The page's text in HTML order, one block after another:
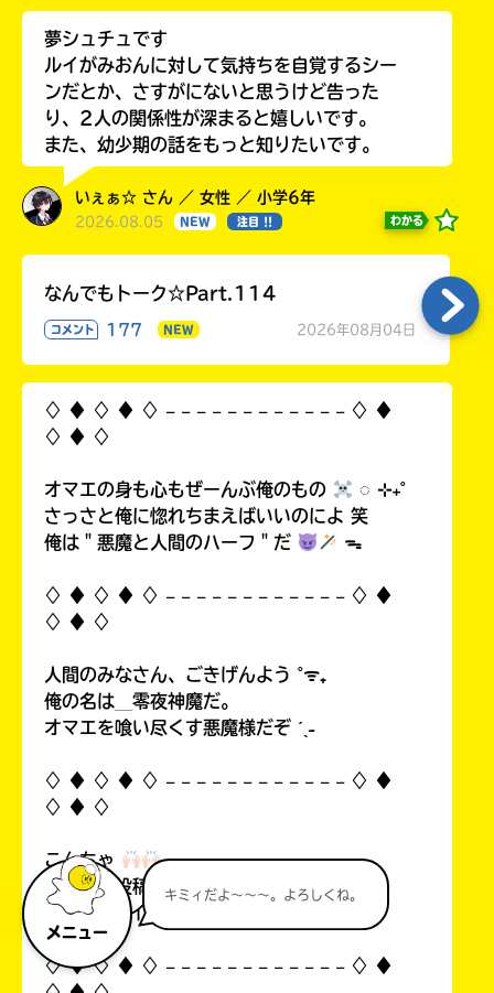
メニュー
キミィだよ～～～。よろしくね。
夢シュチュです
ルイがみおんに対して気持ちを自覚するシー
ンだとか、さすがにないと思うけど告った
り、2人の関係性が深まると嬉しいです。
また、幼少期の話をもっと知りたいです。
いぇぁ☆ さん ／ 女性 ／ 小学6年
2026.08.05 NEW 注目 !! わかる
なんでもトーク☆Part.114
コメント 177 NEW 2026年08月04日
♢ ♦︎ ♢ ♦︎ ♢ 𓐄 𓐄 𓐄 𓐄 𓐄 𓐄 𓐄 𓐄 𓐄 𓐄 𓐄 𓐄 ♢ ♦︎
♢ ♦︎ ♢
オマエの身も心もぜーんぶ俺のもの
◌ ⊹₊˚
さっさと俺に惚れちまえばいいのによ 笑
俺は＂悪魔と人間のハーフ＂だ
ᯓ
♢ ♦︎ ♢ ♦︎ ♢ 𓐄 𓐄 𓐄 𓐄 𓐄 𓐄 𓐄 𓐄 𓐄 𓐄 𓐄 𓐄 ♢ ♦︎
♢ ♦︎ ♢
人間のみなさん、ごきげんよう ˚ᯤ₊
俺の名は＿零夜神魔だ。
オマエを喰い尽くす悪魔様だぞ ˊˎ˗
♢ ♦︎ ♢ ♦︎ ♢ 𓐄 𓐄 𓐄 𓐄 𓐄 𓐄 𓐄 𓐄 𓐄 𓐄 𓐄 𓐄 ♢ ♦︎
♢ ♦︎ ♢
こんちゃ
自分の初投稿を見て俺思ったんすよ…！
中1なのにイタいって！((
♢ ♦︎ ♢ ♦︎ ♢ 𓐄 𓐄 𓐄 𓐄 𓐄 𓐄 𓐄 𓐄 𓐄 𓐄 𓐄 𓐄 ♢ ♦︎